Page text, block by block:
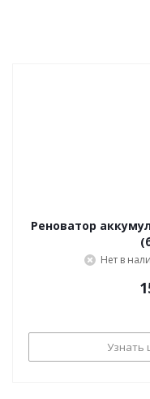
Реноватор
Нет в
Узнать